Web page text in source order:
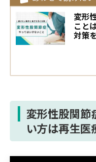
変形
こと
対策
変形性股関節
い方は再生医